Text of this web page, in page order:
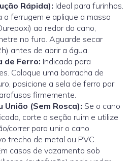
Rápida): Ideal para furinhos.
a ferrugem e aplique a massa
ao redor do cano,
no furo. Aguarde secar
antes de abrir a água.
de Ferro: Indicada para
Coloque uma borracha de
posicione a sela de ferro por
firmemente.
União (Sem Rosca): Se o cano
corte a seção ruim e utilize
correrpara unir o cano
trecho de metal ou PVC.
casos de vazamento sob